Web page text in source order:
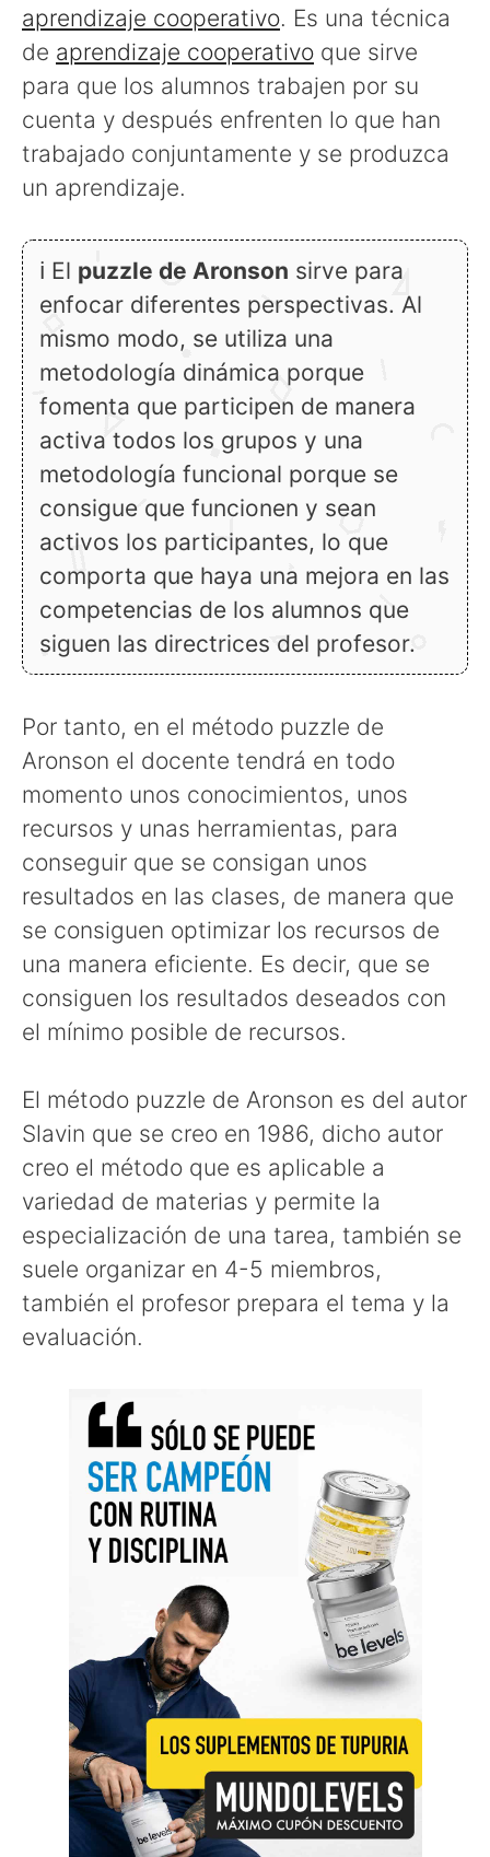
aprendizaje cooperativo. Es una técnica
de aprendizaje cooperativo que sirve
para que los alumnos trabajen por su
cuenta y después enfrenten lo que han
trabajado conjuntamente y se produzca
un aprendizaje.
ℹ El puzzle de Aronson sirve para
enfocar diferentes perspectivas. Al
mismo modo, se utiliza una
metodología dinámica porque
fomenta que participen de manera
activa todos los grupos y una
metodología funcional porque se
consigue que funcionen y sean
activos los participantes, lo que
comporta que haya una mejora en las
competencias de los alumnos que
siguen las directrices del profesor.
Por tanto, en el método puzzle de
Aronson el docente tendrá en todo
momento unos conocimientos, unos
recursos y unas herramientas, para
conseguir que se consigan unos
resultados en las clases, de manera que
se consiguen optimizar los recursos de
una manera eficiente. Es decir, que se
consiguen los resultados deseados con
el mínimo posible de recursos.
El método puzzle de Aronson es del autor
Slavin que se creo en 1986, dicho autor
creo el método que es aplicable a
variedad de materias y permite la
especialización de una tarea, también se
suele organizar en 4-5 miembros,
también el profesor prepara el tema y la
evaluación.